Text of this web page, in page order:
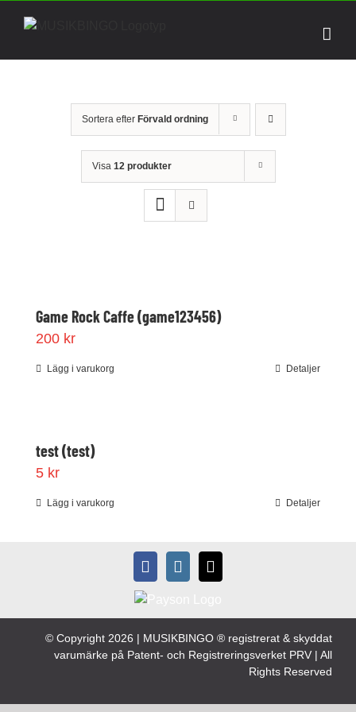
Sortera efter Förvald ordning
Visa 12 produkter
Game Rock Caffe (game123456)
200 kr
Lägg i varukorg Detaljer
test (test)
5 kr
Lägg i varukorg Detaljer
© Copyright 2026 | MUSIKBINGO ® registrerat & skyddat
varumärke på Patent- och Registreringsverket PRV | All
Rights Reserved